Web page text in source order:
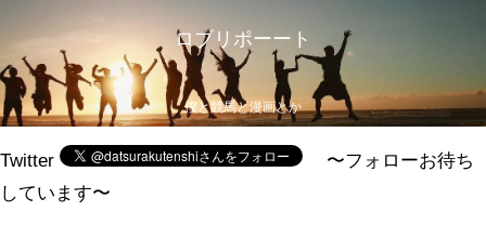
ロブリポーート
僕と競馬と漫画とか
Twitter
〜フォローお待ち
しています〜